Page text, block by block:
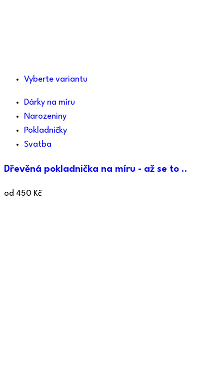
Vyberte variantu
Dárky na míru
Narozeniny
Pokladničky
Svatba
Dřevěná pokladnička na míru - až se to ..
od 450 Kč